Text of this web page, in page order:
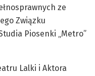
ze
Związku
Piosenki „Metro”
Lalki i Aktora